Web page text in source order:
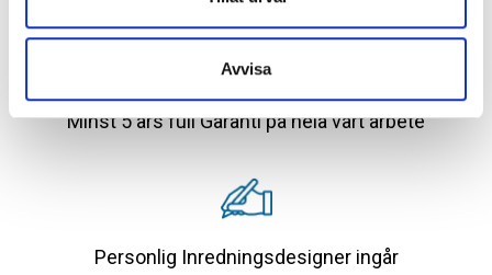
Avvisa
Minst 5 års full Garanti på hela vårt arbete
Personlig Inredningsdesigner ingår